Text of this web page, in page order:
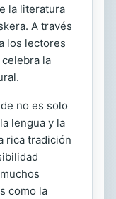
la literatura
A través
los lectores
la
no es solo
lengua y la
rica tradición
como la